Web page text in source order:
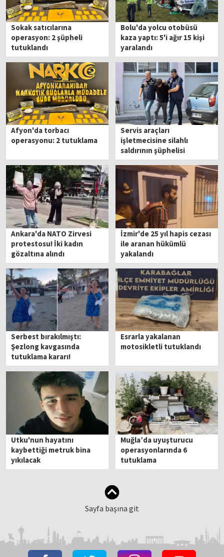
Sokak satıcılarına
operasyon: 2 şüpheli
tutuklandı
Bolu'da yolcu otobüsü
kaza yaptı: 5'i ağır 15 kişi
yaralandı
Afyon'da torbacı
operasyonu: 2 tutuklama
Servis araçları
işletmecisine silahlı
saldırının şüphelisi
tutuklandı
Ankara'da NATO Zirvesi
protestosu! İki kadın
gözaltına alındı
İzmir'de 25 yıl hapis cezası
ile aranan hükümlü
yakalandı
Serbest bırakılmıştı:
Şezlong kavgasında
tutuklama kararı!
Esrarla yakalanan
motosikletli tutuklandı
Utku'nun hayatını
kaybettiği metruk bina
yıkılacak
Muğla’da uyuşturucu
operasyonlarında 6
tutuklama
Sayfa başına git